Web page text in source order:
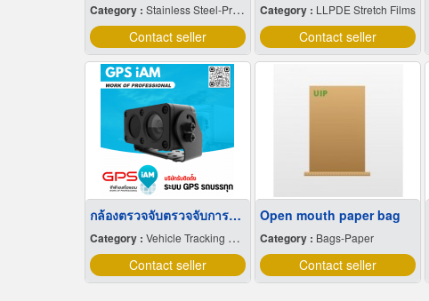
Category : Stainless Steel-Products
Contact seller
Category : LLPDE Stretch Films
Contact seller
กล้องตรวจจับตรวจจับการหลับใน
Category : Vehicle Tracking System
Contact seller
Open mouth paper bag
Category : Bags-Paper
Contact seller